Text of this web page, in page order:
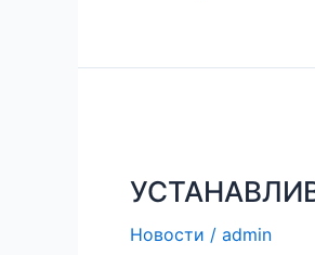
Новости / admin